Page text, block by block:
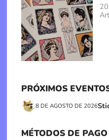
PRÓXIMOS
8 DE AGOSTO DE 2026
MÉTODOS DE PAGO